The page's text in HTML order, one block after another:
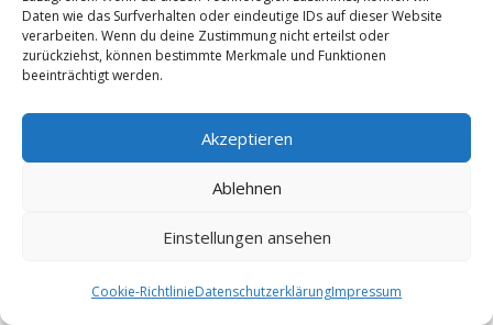
Daten wie das Surfverhalten oder eindeutige IDs auf dieser Website
verarbeiten. Wenn du deine Zustimmung nicht erteilst oder
zurückziehst, können bestimmte Merkmale und Funktionen
beeinträchtigt werden.
Akzeptieren
Ablehnen
Einstellungen ansehen
Cookie-RichtlinieDatenschutzerklärungImpressum
Rohrberg bei Heilbad Heiligenstadt (11.85 km)
Werra-Meißner-Kreis (11.92 km)
Hallungen
Hausen Eichsfeld (12.35 km)
Witzenhausen (13.08 km)